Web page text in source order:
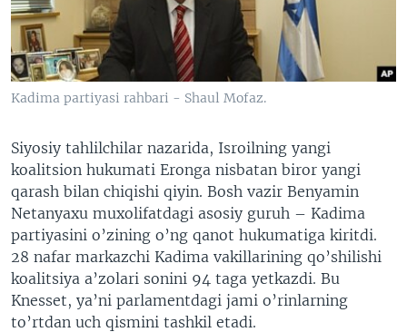
VIDEO
XABARLAR SURATLARDA
ODNOKLASSNIKI
TELEGRAM
TWITTER
Kadima partiyasi rahbari - Shaul Mofaz.
Siyosiy tahlilchilar nazarida, Isroilning yangi
koalitsion hukumati Eronga nisbatan biror yangi
qarash bilan chiqishi qiyin. Bosh vazir Benyamin
Netanyaxu muxolifatdagi asosiy guruh – Kadima
partiyasini o’zining o’ng qanot hukumatiga kiritdi.
28 nafar markazchi Kadima vakillarining qo’shilishi
koalitsiya a’zolari sonini 94 taga yetkazdi. Bu
Knesset, ya’ni parlamentdagi jami o’rinlarning
to’rtdan uch qismini tashkil etadi.